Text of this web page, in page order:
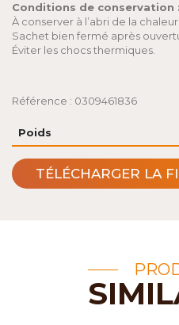
Conditions de conservation :
À conserver à l’abri de la
Sachet bien fermé après
Éviter les chocs thermiques.
Référence : 0309461836
Poids
TÉLÉCHARGER LA